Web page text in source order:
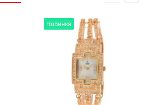
Новинка